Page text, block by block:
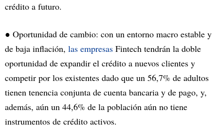
crédito a futuro.
● Oportunidad de cambio: con un entorno macro estable y
de baja inflación, las empresas Fintech tendrán la doble
oportunidad de expandir el crédito a nuevos clientes y
competir por los existentes dado que un 56,7% de adultos
tienen tenencia conjunta de cuenta bancaria y de pago, y,
además, aún un 44,6% de la población aún no tiene
instrumentos de crédito activos.